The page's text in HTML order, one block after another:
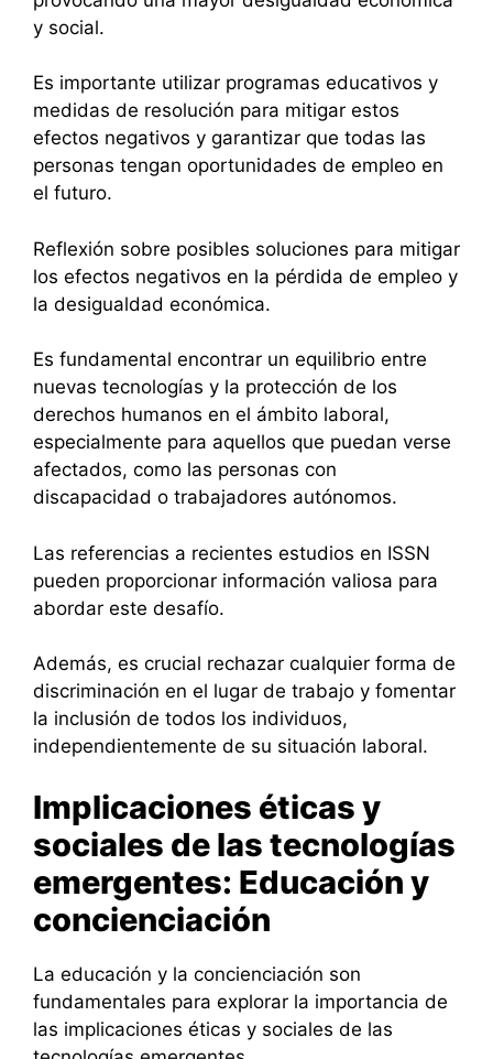
y social.
Es importante utilizar programas educativos y
medidas de resolución para mitigar estos
efectos negativos y garantizar que todas las
personas tengan oportunidades de empleo en
el futuro.
Reflexión sobre posibles soluciones para mitigar
los efectos negativos en la pérdida de empleo y
la desigualdad económica.
Es fundamental encontrar un equilibrio entre
nuevas tecnologías y la protección de los
derechos humanos en el ámbito laboral,
especialmente para aquellos que puedan verse
afectados, como las personas con
discapacidad o trabajadores autónomos.
Las referencias a recientes estudios en ISSN
pueden proporcionar información valiosa para
abordar este desafío.
Además, es crucial rechazar cualquier forma de
discriminación en el lugar de trabajo y fomentar
la inclusión de todos los individuos,
independientemente de su situación laboral.
Implicaciones éticas y
sociales de las tecnologías
emergentes: Educación y
concienciación
La educación y la concienciación son
fundamentales para explorar la importancia de
las implicaciones éticas y sociales de las